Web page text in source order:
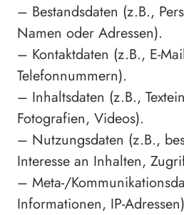
– Bestandsdaten (z.B.,
Namen oder Adressen).
– Kontaktdaten (z.B., E-
Telefonnummern).
– Inhaltsdaten (z.B.,
Fotografien, Videos).
– Nutzungsdaten (z.B.,
Interesse an Inhalten,
– Meta-/
Informationen, IP-